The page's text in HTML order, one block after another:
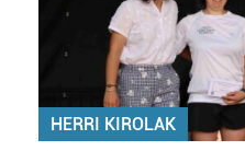
HERRI KIROLAK